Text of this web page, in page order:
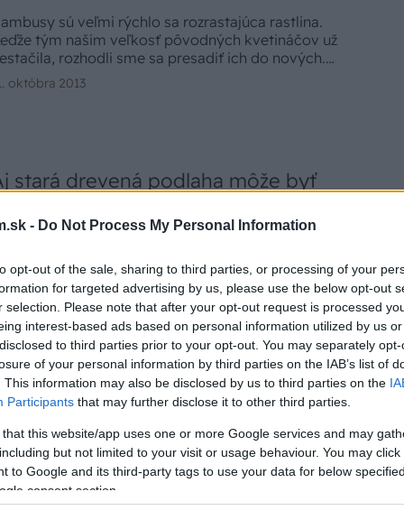
- Do Not Process My Personal Information
opt-out of the sale, sharing to third parties, or processing of your
for targeted advertising by us, please use the below opt-out
selection. Please note that after your opt-out request is processed
interest-based ads based on personal information utilized by us
to third parties prior to your opt-out. You may separately
of your personal information by third parties on the IAB’s list of
This information may also be disclosed by us to third parties on the
Participants that may further disclose it to other third parties.
that this website/app uses one or more Google services and may
but not limited to your visit or usage behaviour. You may
to Google and its third-party tags to use your data for below
consent section.
sú veľmi rýchlo sa rozrastajúca rastlina.
tým našim veľkosť pôvodných kvetináčov už
rozhodli sme sa presadiť ich do nových.
sme pomenovali podľa BAMBUSOV, ktoré
v nich zasadené.
októbra 2013
stará drevená podlaha môže byť
majú tú česť stretnúť sa najmä majitelia starších
domov či bytov, keď váhajú, či ju vymeniť
novú, alebo sa s vervou pustiť do jej rekonštrukcie.
tých, ktorých drevo chytilo za srdce, platí jedna
dosiahnuť pri renovácii tie najlepšie výsledky,
chce precízny postup krok za krokom.
mája 2012
potrebuje hĺbkovú ochranu
vysoká nosnosť, dobrá opracovateľnosť,
to je len niekoľko z celého radu
ktoré z dreva robia univerzálny
na využitie v stavebníctve a nábytkárstve.
organický pôvod dreva, ktorý mu prepožičiava